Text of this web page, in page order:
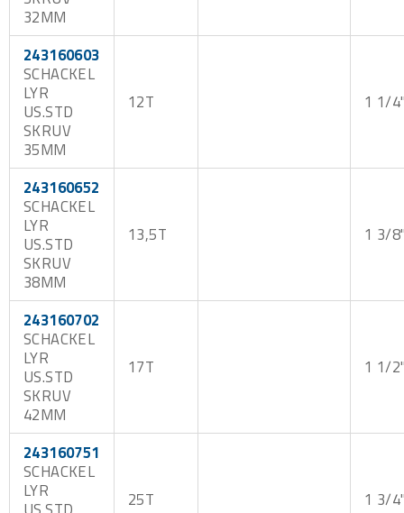
32MM
243160603
SCHACKEL
LYR
US.STD
SKRUV
35MM
12T 1 1/
243160652
SCHACKEL
LYR
US.STD
SKRUV
38MM
13,5T 1 3/
243160702
SCHACKEL
LYR
US.STD
SKRUV
42MM
17T 1 1/
243160751
SCHACKEL
LYR
25T 1 3/